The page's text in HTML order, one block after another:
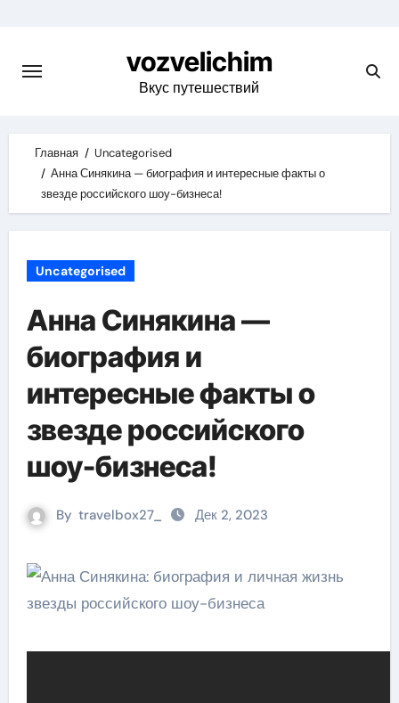
content
vozvelichim
Вкус путешествий
Главная
Uncategorised
Анна Синякина — биография и интересные факты о
звезде российского шоу-бизнеса!
Uncategorised
Анна Синякина —
биография и
интересные факты о
звезде российского
шоу-бизнеса!
By travelbox27_ Дек 2, 2023